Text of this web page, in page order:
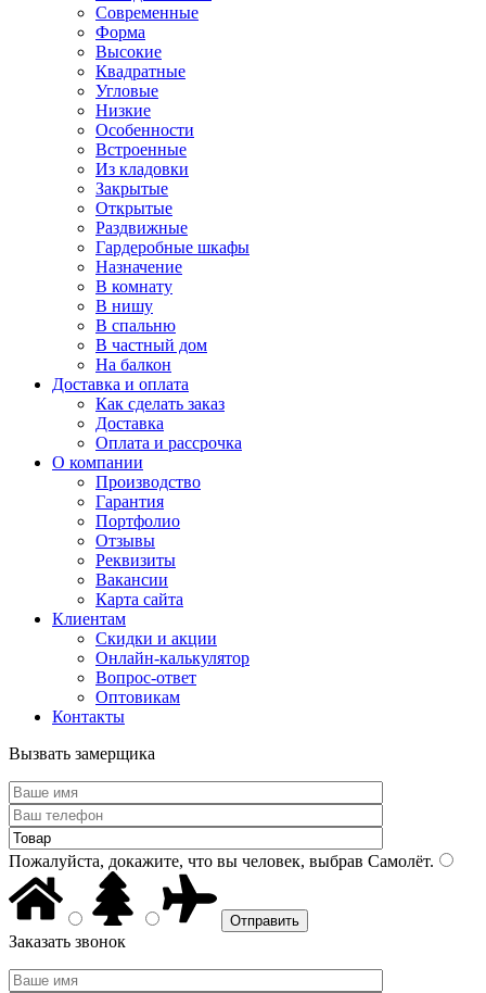
Современные
Форма
Высокие
Квадратные
Угловые
Низкие
Особенности
Встроенные
Из кладовки
Закрытые
Открытые
Раздвижные
Гардеробные шкафы
Назначение
В комнату
В нишу
В спальню
В частный дом
На балкон
Доставка и оплата
Как сделать заказ
Доставка
Оплата и рассрочка
О компании
Производство
Гарантия
Портфолио
Отзывы
Реквизиты
Вакансии
Карта сайта
Клиентам
Скидки и акции
Онлайн-калькулятор
Вопрос-ответ
Оптовикам
Контакты
Вызвать замерщика
Пожалуйста, докажите, что вы человек, выбрав Самолёт.
Заказать звонок